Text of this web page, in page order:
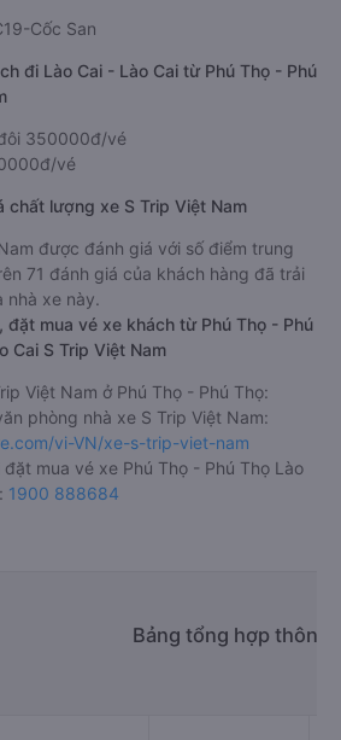
Cốc San
đi Lào Cai - Lào Cai từ Phú Thọ - Phú
350000đ/vé
vé
chất lượng xe S Trip Việt Nam
được đánh giá với số điểm trung
71 đánh giá của khách hàng đã trải
nhà xe này.
đặt mua vé xe khách từ Phú Thọ - Phú
Cai S Trip Việt Nam
Việt Nam ở Phú Thọ - Phú Thọ:
phòng nhà xe S Trip Việt Nam:
vi-VN/xe-s-trip-viet-nam
đặt mua vé xe Phú Thọ - Phú Thọ Lào
1900 888684
Bảng tổng hợp thông